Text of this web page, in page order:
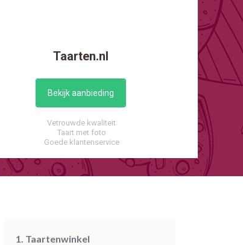
Taarten.nl
Bekijk aanbieding
Vetrouwde kwaliteit
Taart met foto
Goede klantenservice
1. Taartenwinkel